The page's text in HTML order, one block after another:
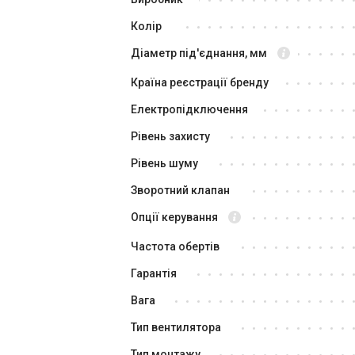
Soler&Palau SILENT-100 CZ
7 867 грн
В наявності Відгуки 10
Топ
Вентилятор для ванної
Soler&Palau SILENT-100 CZ
В
Колір
Діаметр під'єднання, мм
Країна реєстрації бренду
Електропідключення
Рівень захисту
Рівень шуму
Зворотний клапан
Опції керування
Частота обертів
Гарантія
Вага
Тип вентилятора